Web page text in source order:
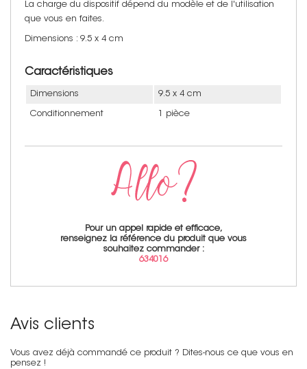
La charge du dispositif dépend du modèle et de l'utilisation
que vous en faites.
Dimensions : 9.5 x 4 cm
Caractéristiques
Dimensions 9.5 x 4 cm
Conditionnement 1 pièce
Pour un appel rapide et efficace,
renseignez la référence du produit que vous
souhaitez commander :
634016
Avis clients
Vous avez déjà commandé ce produit ? Dites-nous ce que vous en
pensez !